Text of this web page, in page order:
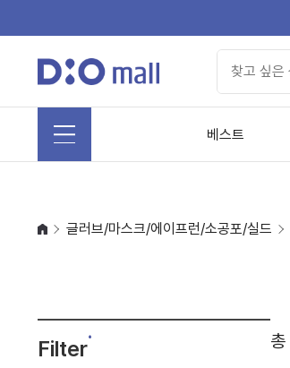
베스트
글러브/마스크/에이프런/소공포/실드
Filter 총